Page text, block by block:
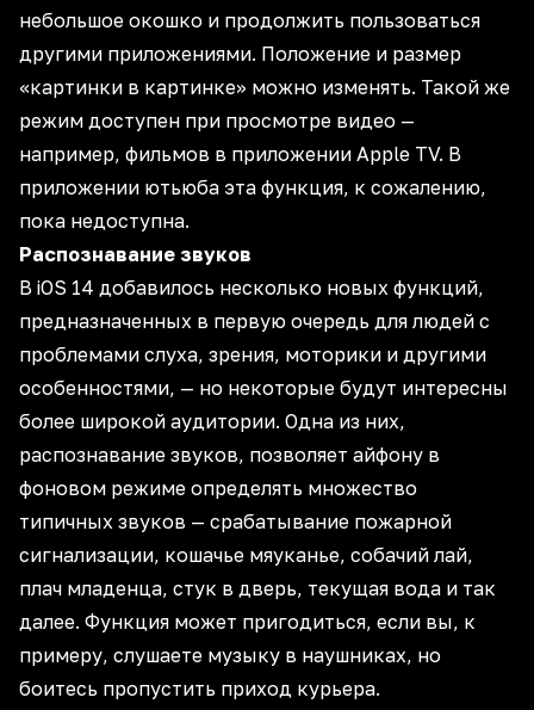
небольшое окошко и продолжить пользоваться
другими приложениями. Положение и размер
«картинки в картинке» можно изменять. Такой же
режим доступен при просмотре видео —
например, фильмов в приложении Apple TV. В
приложении ютьюба эта функция, к сожалению,
пока недоступна.
Распознавание звуков
В iOS 14 добавилось несколько новых функций,
предназначенных в первую очередь для людей с
проблемами слуха, зрения, моторики и другими
особенностями, — но некоторые будут интересны
более широкой аудитории. Одна из них,
распознавание звуков, позволяет айфону в
фоновом режиме определять множество
типичных звуков — срабатывание пожарной
сигнализации, кошачье мяуканье, собачий лай,
плач младенца, стук в дверь, текущая вода и так
далее. Функция может пригодиться, если вы, к
примеру, слушаете музыку в наушниках, но
боитесь пропустить приход курьера.